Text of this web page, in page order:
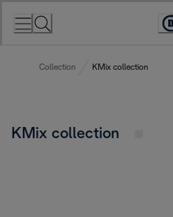
Collection KMix collection
KMix collection